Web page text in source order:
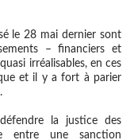
le 28 mai dernier sont
– financiers et
quasi irréalisables, en ces
et il y a fort à parier
la justice des
entre une sanction